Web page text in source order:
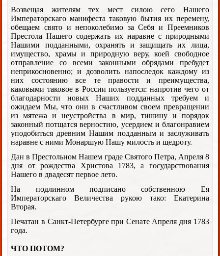
Возвещая жителям тех мест силою сего Нашего
Императорскаго манифеста таковую бытия их перемену,
обещаем свято и непоколебимо за Себя и Преемников
Престола Нашего содержать их наравне с природными
Нашими подданными, охранять и защищать их лица,
имущество, храмы и природную веру, коей свободное
отправление со всеми законными обрядами пребудет
неприкосновенно; и дозволить напоследок каждому из
них состоянию все те правости и преимущества,
каковыми таковое в России пользуется: напротив чего от
благодарности новых Наших подданных требуем и
ожидаем Мы, что они в счастливом своем превращении
из мятежа и неустройства в мир, тишину и порядок
законный потщатся верностию, усердием и благонравием
уподобиться древним Нашим подданным и заслуживать
наравне с ними Монаршую Нашу милость и щедроту.
Дан в Престольном Нашем граде Святого Петра, Апреля 8
дня от рождества Христова 1783, а государствования
Нашего в двадесят первое лето.
На подлинном подписано собственною Ея
Императорскаго Величества рукою тако: Екатерина
Вторая.
Печатан в Санкт-Петербурге при Сенате Апреля дня 1783
года.
ЧТО ПОТОМ?